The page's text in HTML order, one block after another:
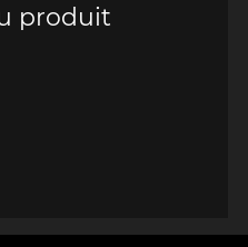
produit